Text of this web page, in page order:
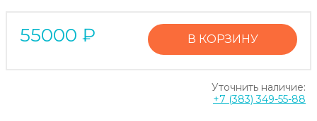
55000 ₽ В КОРЗИНУ
Уточнить наличие:
+7 (383) 349-55-88